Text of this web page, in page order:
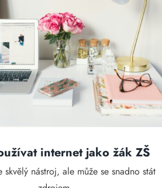
internet jako žák ZŠ
skvělý nástroj, ale může se snadno stát